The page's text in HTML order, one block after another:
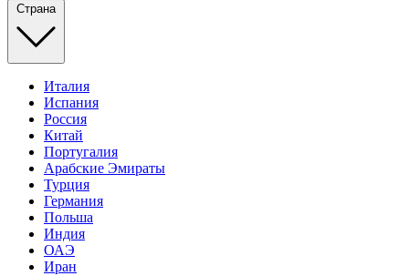
Страна
Италия
Испания
Россия
Китай
Португалия
Арабские Эмираты
Турция
Германия
Польша
Индия
ОАЭ
Иран